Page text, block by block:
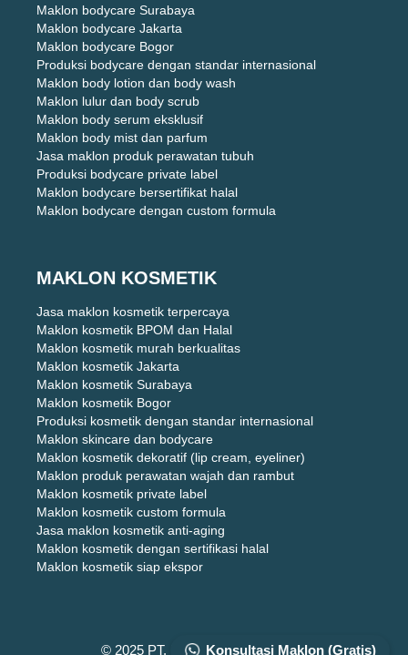
Maklon bodycare Surabaya
Maklon bodycare Jakarta
Maklon bodycare Bogor
Produksi bodycare dengan standar internasional
Maklon body lotion dan body wash
Maklon lulur dan body scrub
Maklon body serum eksklusif
Maklon body mist dan parfum
Jasa maklon produk perawatan tubuh
Produksi bodycare private label
Maklon bodycare bersertifikat halal
Maklon bodycare dengan custom formula
MAKLON KOSMETIK
Jasa maklon kosmetik terpercaya
Maklon kosmetik BPOM dan Halal
Maklon kosmetik murah berkualitas
Maklon kosmetik Jakarta
Maklon kosmetik Surabaya
Maklon kosmetik Bogor
Produksi kosmetik dengan standar internasional
Maklon skincare dan bodycare
Maklon kosmetik dekoratif (lip cream, eyeliner)
Maklon produk perawatan wajah dan rambut
Maklon kosmetik private label
Maklon kosmetik custom formula
Jasa maklon kosmetik anti-aging
Maklon kosmetik dengan sertifikasi halal
Maklon kosmetik siap ekspor
© 2025 PT. DIZZA KARYA UTAMA
Konsultasi Maklon (Gratis)